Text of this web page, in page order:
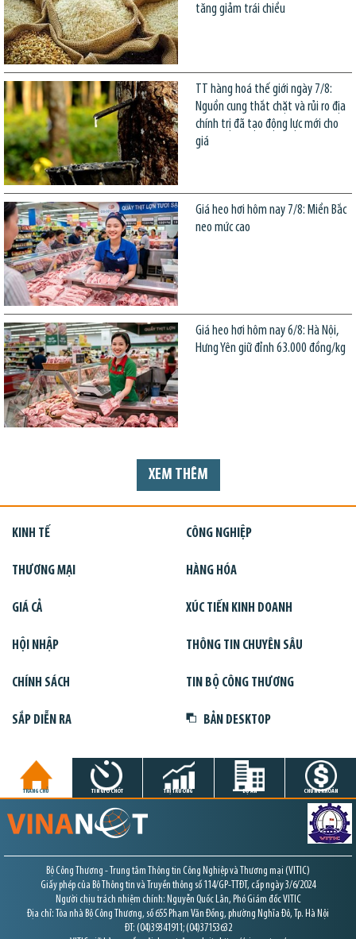
tăng giảm trái chiều
TT hàng hoá thế giới ngày 7/8:
Nguồn cung thắt chặt và rủi ro địa
chính trị đã tạo động lực mới cho
giá
Giá heo hơi hôm nay 7/8: Miền Bắc
neo mức cao
Giá heo hơi hôm nay 6/8: Hà Nội,
Hưng Yên giữ đỉnh 63.000 đồng/kg
XEM THÊM
KINH TẾ CÔNG NGHIỆP
THƯƠNG MẠI HÀNG HÓA
GIÁ CẢ XÚC TIẾN KINH DOANH
HỘI NHẬP THÔNG TIN CHUYÊN SÂU
CHÍNH SÁCH TIN BỘ CÔNG THƯƠNG
SẮP DIỄN RA BẢN DESKTOP
TRANG CHỦ TIN GIỜ CHÓT THỊ TRƯỜNG DỰ ÁN CHỨNG KHOÁN
Bộ Công Thương - Trung tâm Thông tin Công Nghiệp và Thương mại (VITIC)
Giấy phép của Bộ Thông tin và Truyền thông số 114/GP-TTĐT, cấp ngày 3/6/2024
Người chịu trách nhiệm chính: Nguyễn Quốc Lân, Phó Giám đốc VITIC
Địa chỉ: Tòa nhà Bộ Công Thương, số 655 Phạm Văn Đồng, phường Nghĩa Đô, Tp. Hà Nội
ĐT: (04)39341911; (04)37153632